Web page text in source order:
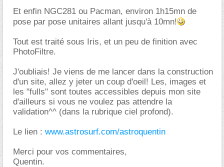
Et enfin NGC281 ou Pacman, environ 1h15mn de
pose par pose unitaires allant jusqu'à 10mn!
Tout est traité sous Iris, et un peu de finition avec
PhotoFiltre.
J'oubliais! Je viens de me lancer dans la construction
d'un site, allez y jeter un coup d'oeil! Les, images et
les "fulls" sont toutes accessibles depuis mon site
d'ailleurs si vous ne voulez pas attendre la
validation^^ (dans la rubrique ciel profond).
Le lien : www.astrosurf.com/astroquentin
Merci pour vos commentaires,
Quentin.